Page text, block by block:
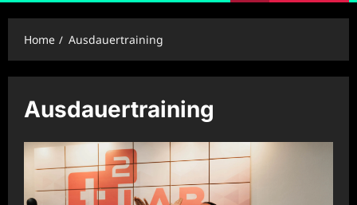
Home Ausdauertraining
Ausdauertraining